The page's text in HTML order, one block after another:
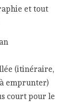
et tout
(itinéraire,
emprunter)
court pour le